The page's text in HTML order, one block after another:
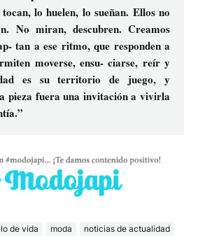
lo huelen, lo sueñan. Ellos no
No miran, descubren. Creamos
tan a ese ritmo, que responden a
moverse, ensu- ciarse, reír y
es su territorio de juego, y
pieza fuera una invitación a vivirla
de vida moda
noticias de actualidad